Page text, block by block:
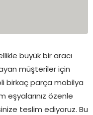
büyük bir aracı
müşteriler için
birkaç parça mobilya
eşyalarınız özenle
teslim ediyoruz. Bu